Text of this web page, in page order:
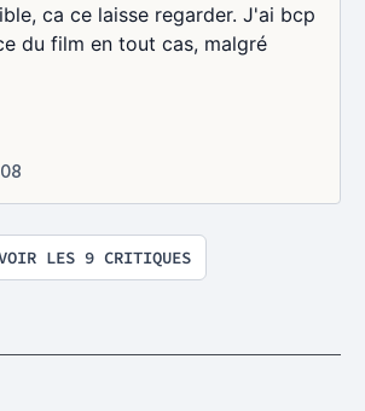
ca ce laisse regarder. J'ai bcp
du film en tout cas, malgré
LES 9 CRITIQUES